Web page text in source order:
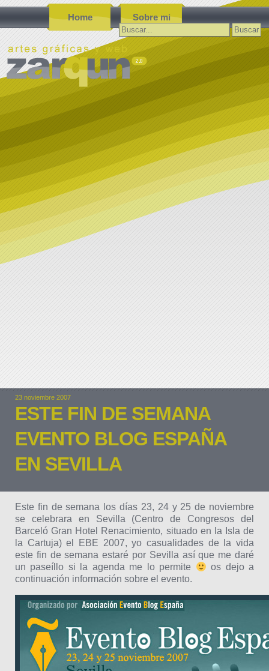
Home Sobre mi
Buscar:
23 noviembre 2007
ESTE FIN DE SEMANA
EVENTO BLOG ESPAÑA
EN SEVILLA
Este fin de semana los días 23, 24 y 25 de noviembre
se celebrara en Sevilla (Centro de Congresos del
Barceló Gran Hotel Renacimiento, situado en la Isla de
la Cartuja) el EBE 2007, yo casualidades de la vida
este fin de semana estaré por Sevilla así que me daré
un paseíllo si la agenda me lo permite
os dejo a
continuación información sobre el evento.